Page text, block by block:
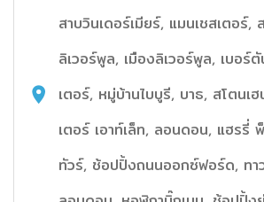
สาบวินเดอร์เมียร์, แมนเชสเตอร์,
ลิเวอร์พูล, เมืองลิเวอร์พูล, เบอร์
เตอร์, หมู่บ้านไบบูรี, บาธ, สโตนเ
เตอร์ เอาท์เล็ท, ลอนดอน, แฮรรี่
ทัวร์, ช้อปปิ้งถนนออกซ์ฟอร์ด, ทา